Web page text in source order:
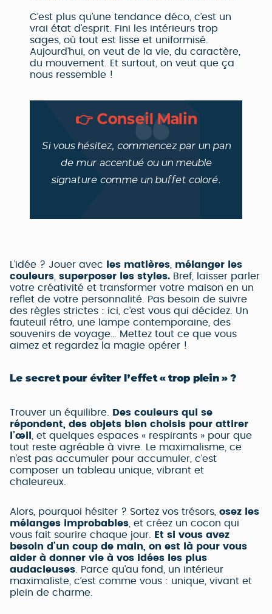
C’est plus qu’une tendance déco, c’est un
vrai état d’esprit. Fini les intérieurs trop
sages, où tout est lisse et uniformisé.
Aujourd’hui, on veut de la vie, du caractère,
du mouvement. Et surtout, on veut que ça
nous ressemble !
👉 Conseil Malin
Si vous hésitez, commencez par un pan
de mur accentué ou un meuble
signature comme un buffet coloré.
L’idée ? Jouer avec les matières mélanger les
couleurs superposer les styles. Bref, laisser parler
votre créativité et transformer votre maison en un
reflet de votre personnalité. Pas besoin de suivre
des règles strictes : ici, c’est vous qui décidez. Un
fauteuil rétro, une lampe contemporaine, des
souvenirs de voyage… Mettez tout ce que vous
aimez et regardez la magie opérer !
Le secret pour éviter l’effet « trop plein » ?
Trouver un équilibre.
Des couleurs qui se
répondent,
des objets bien choisis pour attirer
l’œil
, et quelques espaces « respirants » pour que
tout reste agréable à vivre. Le maximalisme, ce
n’est pas accumuler pour accumuler, c’est
composer un tableau unique, vibrant et
chaleureux.
Alors, pourquoi hésiter ? Sortez vos trésors, osez les
mélanges improbables , et créez un cocon qui
vous fait sourire chaque jour.
Et si vous avez
besoin d’un coup de main, on est là pour vous
aider à donner vie à vos idées les plus
audacieuses . Parce qu’au fond, un intérieur
maximaliste, c’est comme vous : unique, vivant et
plein de charme.